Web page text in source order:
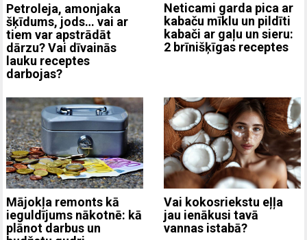
Petroleja, amonjaka
šķīdums, jods… vai ar
tiem var apstrādāt
dārzu? Vai dīvainās
lauku receptes
darbojas?
Neticami garda pica ar
kabaču mīklu un pildīti
kabači ar gaļu un sieru:
2 brīnišķīgas receptes
Mājokļa remonts kā
ieguldījums nākotnē: kā
plānot darbus un
Vai kokosriekstu eļļa
jau ienākusi tavā
vannas istabā?